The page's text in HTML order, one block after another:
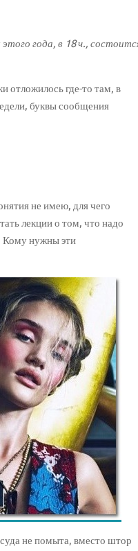
года, в 18 ч.,
отложилось где-то там, в
буквы сообщения
не имею, для чего
лекции о том, что надо
Кому нужны эти
не помыта, вместо штор